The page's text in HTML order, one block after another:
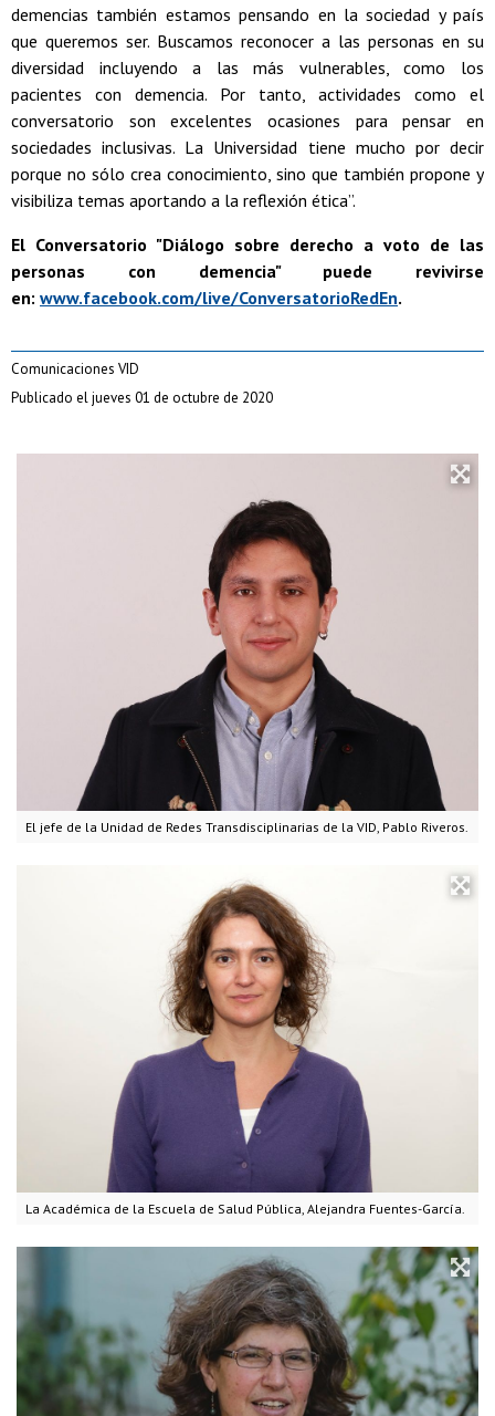
El jefe de la Unidad de Redes Transdisciplinarias de la VID, Pablo Riveros.
La Académica de la Escuela de Salud Pública, Alejandra Fuentes-García.
demencias también estamos pensando en la sociedad y país
que queremos ser. Buscamos reconocer a las personas en su
diversidad incluyendo a las más vulnerables, como los
pacientes con demencia. Por tanto, actividades como el
conversatorio son excelentes ocasiones para pensar en
sociedades inclusivas. La Universidad tiene mucho por decir
porque no sólo crea conocimiento, sino que también propone y
visibiliza temas aportando a la reflexión ética”.
El Conversatorio "Diálogo sobre derecho a voto de las
personas con demencia" puede revivirse
en: www.facebook.com/live/ConversatorioRedEn.
Comunicaciones VID
Publicado el jueves 01 de octubre de 2020